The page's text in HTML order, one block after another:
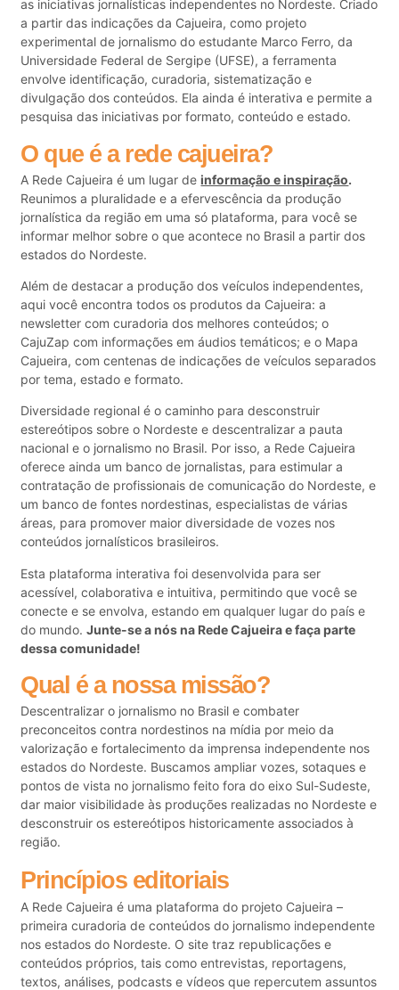
as iniciativas jornalísticas independentes no Nordeste. Criado
a partir das indicações da Cajueira, como projeto
experimental de jornalismo do estudante Marco Ferro, da
Universidade Federal de Sergipe (UFSE), a ferramenta
envolve identificação, curadoria, sistematização e
divulgação dos conteúdos. Ela ainda é interativa e permite a
pesquisa das iniciativas por formato, conteúdo e estado.
O que é a rede cajueira?
A Rede Cajueira é um lugar deinformação e inspiração.
Reunimos a pluralidade e a efervescência da produção
jornalística da região em uma só plataforma, para você se
informar melhor sobre o que acontece no Brasil a partir dos
estados do Nordeste.
Além de destacar a produção dos veículos independentes,
aqui você encontra todos os produtos da Cajueira: a
newsletter com curadoria dos melhores conteúdos; o
CajuZap com informações em áudios temáticos; e o Mapa
Cajueira, com centenas de indicações de veículos separados
por tema, estado e formato.
Diversidade regional é o caminho para desconstruir
estereótipos sobre o Nordeste e descentralizar a pauta
nacional e o jornalismo no Brasil. Por isso, a Rede Cajueira
oferece ainda um banco de jornalistas, para estimular a
contratação de profissionais de comunicação do Nordeste, e
um banco de fontes nordestinas, especialistas de várias
áreas, para promover maior diversidade de vozes nos
conteúdos jornalísticos brasileiros.
Esta plataforma interativa foi desenvolvida para ser
acessível, colaborativa e intuitiva, permitindo que você se
conecte e se envolva, estando em qualquer lugar do país e
do mundo.Junte-se a nós na Rede Cajueira e faça parte
dessa comunidade!
Qual é a nossa missão?
Descentralizar o jornalismo no Brasil e combater
preconceitos contra nordestinos na mídia por meio da
valorização e fortalecimento da imprensa independente nos
estados do Nordeste. Buscamos ampliar vozes, sotaques e
pontos de vista no jornalismo feito fora do eixo Sul-Sudeste,
dar maior visibilidade às produções realizadas no Nordeste e
desconstruir os estereótipos historicamente associados à
região.
Princípios editoriais
A Rede Cajueira é uma plataforma do projeto Cajueira –
primeira curadoria de conteúdos do jornalismo independente
nos estados do Nordeste. O site traz republicações e
conteúdos próprios, tais como entrevistas, reportagens,
textos, análises, podcasts e vídeos que repercutem assuntos